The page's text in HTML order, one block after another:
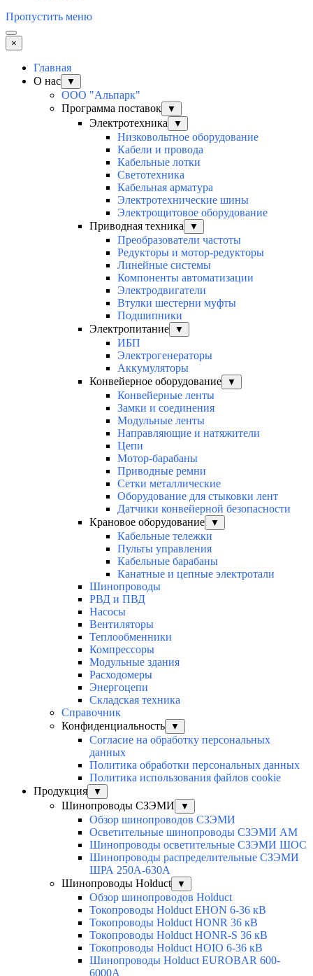
Пропустить меню
×
Главная
О нас
▼
ООО "Альпарк"
Программа поставок
▼
Электротехника ▼
Низковольтное оборудование
Кабели и провода
Кабельные лотки
Светотехника
Кабельная арматура
Электротехнические шины
Электрощитовое оборудование
Приводная техника
▼
Преобразователи частоты
Редукторы и мотор-редукторы
Линейные системы
Компоненты автоматизации
Электродвигатели
Втулки шестерни муфты
Подшипники
Электропитание
▼
ИБП
Электрогенераторы
Аккумуляторы
Конвейерное оборудование
▼
Конвейерные ленты
Замки и соединения
Модульные ленты
Направляющие и натяжители
Цепи
Мотор-барабаны
Приводные ремни
Сетки металлические
Оборудование для стыковки лент
Датчики конвейерной безопасности
Крановое оборудование
▼
Кабельные тележки
Пульты управления
Кабельные барабаны
Канатные и цепные электротали
Шинопроводы
РВД и ПВД
Насосы
Вентиляторы
Теплообменники
Компрессоры
Модульные здания
Расходомеры
Энергоцепи
Складская техника
Справочник
Конфиденциальность
▼
Согласие на обработку персональных
данных
Политика обработки персональных данных
Политика использования файлов cookie
Продукция
▼
Шинопроводы СЗЭМИ ▼
Обзор шинопроводов СЗЭМИ
Осветительные шинопроводы СЗЭМИ АМ
Шинопроводы осветительные СЗЭМИ ШОС
Шинопроводы распределительные СЗЭМИ
ШРА 250А-630А
Шинопроводы Holduct
▼
Обзор шинопроводов Holduct
Токопроводы Holduct EHON 6-36 кВ
Токопроводы Holduct HONR 36 кВ
Токопроводы Holduct HONR-S 36 кВ
Токопроводы Holduct HOIO 6-36 кВ
Шинопроводы Holduct EUROBAR 600-
6000А